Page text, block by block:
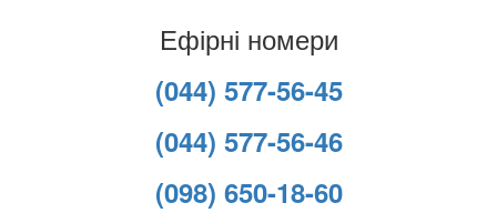
Ефірні номери
(044) 577-56-45
(044) 577-56-46
(098) 650-18-60